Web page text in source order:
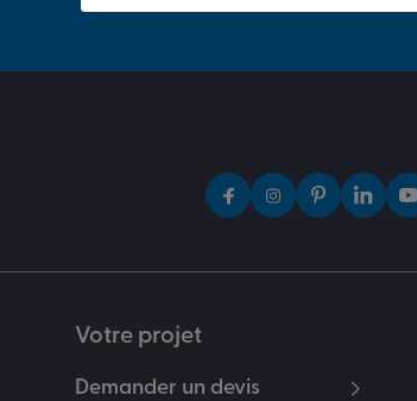
Votre projet
Demander un devis